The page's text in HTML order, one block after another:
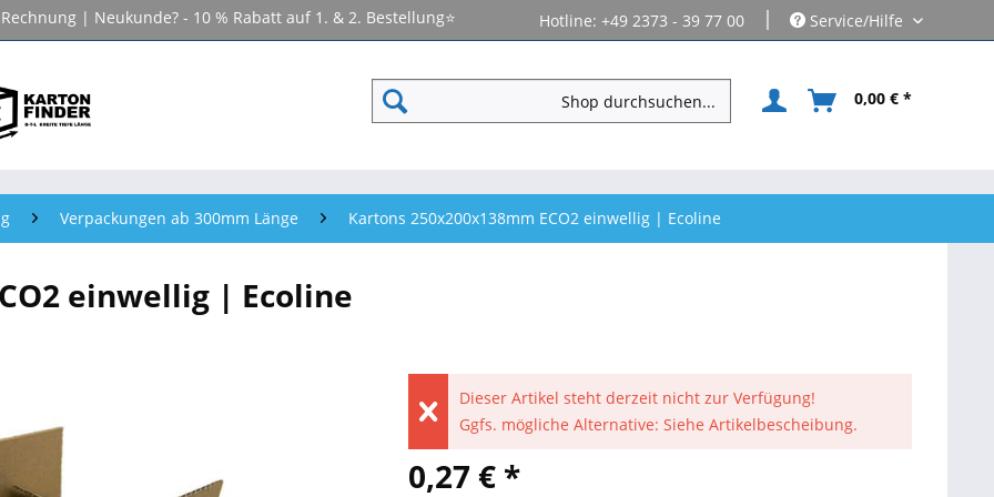
| Neukunde? - 10 % Rabatt auf 1. & 2. Bestellung⭐ Hotline: +49 2373 - 39 77 00 | Service/Hilfe
0,00 € *
Verpackungen ab 300mm Länge Kartons 250x200x138mm ECO2 einwellig | Ecoline
einwellig | Ecoline
Dieser Artikel steht derzeit nicht zur Verfügung!
Ggfs. mögliche Alternative: Siehe Artikelbescheibung.
0,27 € *